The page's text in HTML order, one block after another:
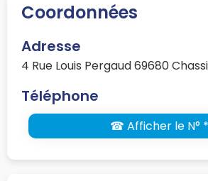
Coordonnées
Adresse
4 Rue Louis Pergaud 69680
Téléphone
☎ Afficher le N° *